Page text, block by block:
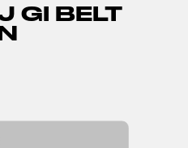
GI BELT